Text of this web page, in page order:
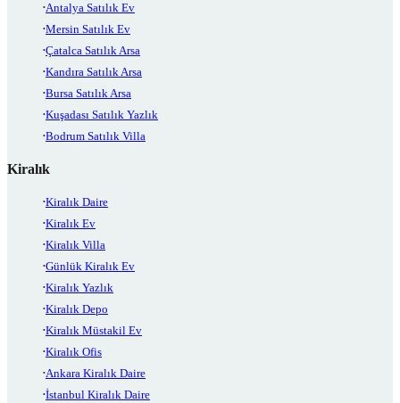
Antalya Satılık Ev
Mersin Satılık Ev
Çatalca Satılık Arsa
Kandıra Satılık Arsa
Bursa Satılık Arsa
Kuşadası Satılık Yazlık
Bodrum Satılık Villa
Kiralık
Kiralık Daire
Kiralık Ev
Kiralık Villa
Günlük Kiralık Ev
Kiralık Yazlık
Kiralık Depo
Kiralık Müstakil Ev
Kiralık Ofis
Ankara Kiralık Daire
İstanbul Kiralık Daire